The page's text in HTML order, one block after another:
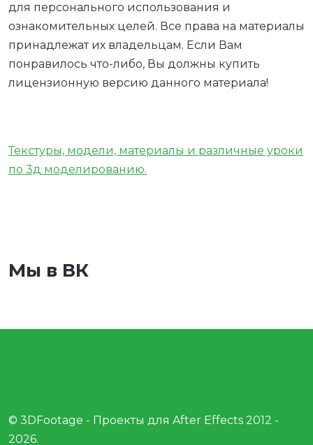
для персонального использования и
ознакомительных целей. Все права на материалы
принадлежат их владельцам. Если Вам
понравилось что-либо, Вы должны купить
лицензионную версию данного материала!
Текстуры, модели, материалы и различные уроки
по 3д моделированию.
Мы в ВК
© 3DFootage - Проекты для After Effects 2012 -
2026.